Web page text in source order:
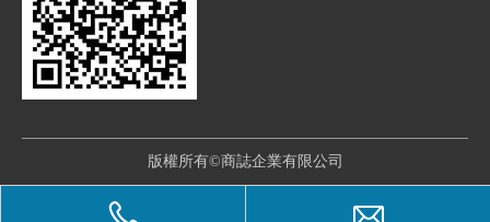
版權所有©商誌企業有限公司